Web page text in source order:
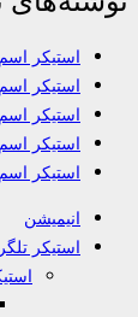
استیکر
استیکر
استیکر
استیکر
استیکر
انیمیشن
استیکر